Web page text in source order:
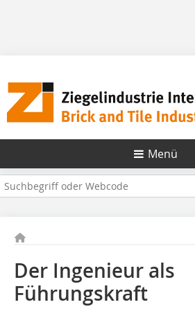
Menü
Der Ingenieur als
Führungskraft